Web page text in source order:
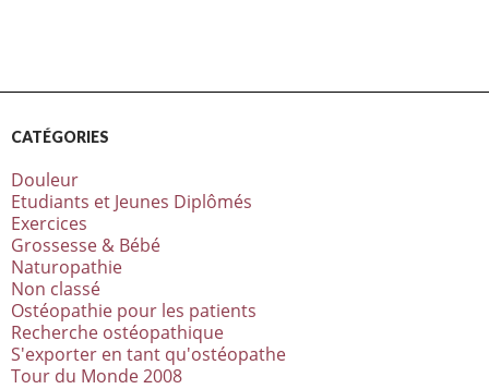
CATÉGORIES
Douleur
Etudiants et Jeunes Diplômés
Exercices
Grossesse & Bébé
Naturopathie
Non classé
Ostéopathie pour les patients
Recherche ostéopathique
S'exporter en tant qu'ostéopathe
Tour du Monde 2008